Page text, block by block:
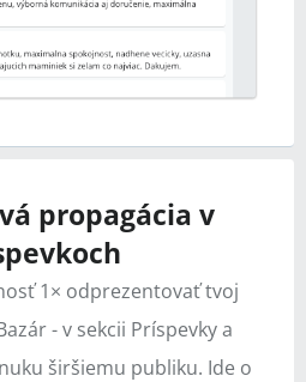
propagácia v
1× odprezentovať tvoj
- v sekcii Príspevky a
širšiemu publiku. Ide o